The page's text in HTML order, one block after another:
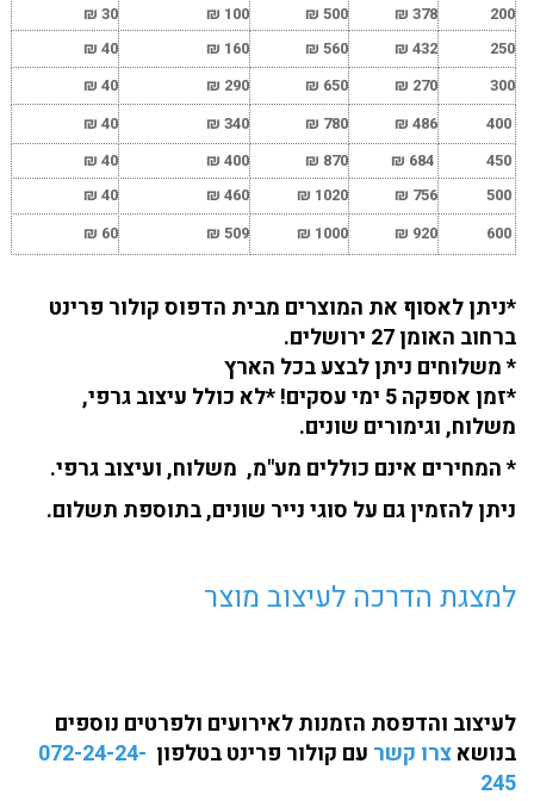
200
378
₪
500
₪
100
₪
₪
250
432
₪
560
₪
160
₪
₪
300
270
₪
650
₪
290
₪
₪
486
₪
780
₪
340
₪
₪
₪
870
₪
400
₪
₪
756
₪
1020
₪
460
₪
₪
920
₪
1000
₪
509
₪
₪
*ניתן לאסוף את המוצרים מבית הדפוס קולור פרינט
ברחוב האומן 27 ירושלים.
* משלוחים ניתן לבצע בכל הארץ
*זמן אספקה 5 ימי עסקים! *לא כולל עיצוב גרפי,
משלוח, וגימורים שונים.
* המחירים אינם כוללים מע"מ, משלוח, ועיצוב גרפי.
ניתן להזמין גם על סוגי נייר שונים, בתוספת תשלום.
למצגת הדרכה לעיצוב מוצר
לעיצוב והדפסת הזמנות לאירועים ולפרטים נוספים
בנושאצרו קשרעם קולור פרינט בטלפון072-24-24-
245